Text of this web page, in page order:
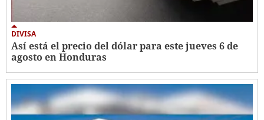
DIVISA
Así está el precio del dólar para este jueves 6 de
agosto en Honduras